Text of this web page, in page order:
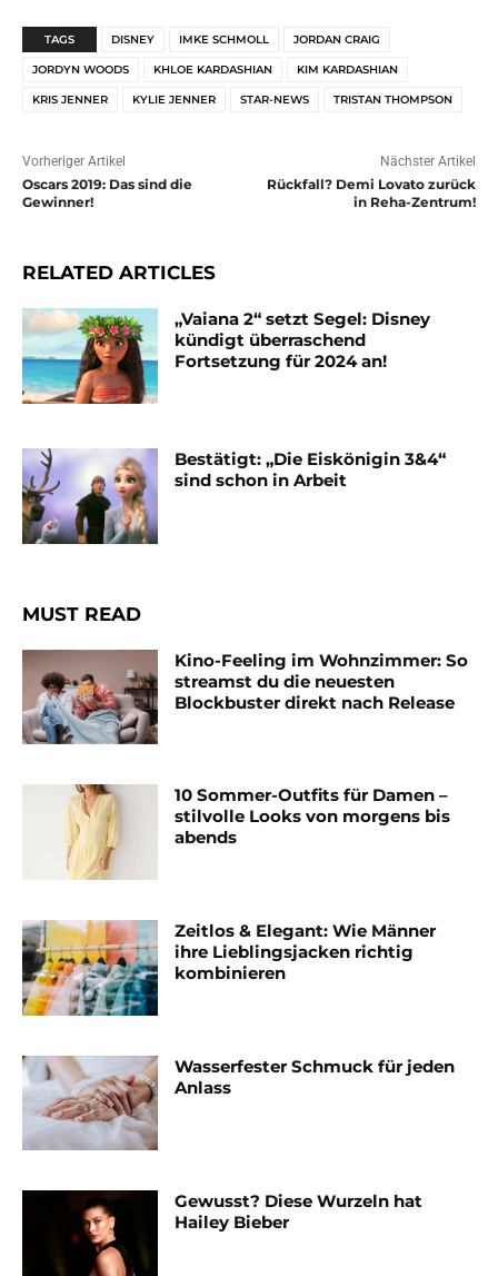
TAGS DISNEY IMKE SCHMOLL JORDAN CRAIG
JORDYN WOODS KHLOE KARDASHIAN KIM KARDASHIAN
KRIS JENNER KYLIE JENNER STAR-NEWS TRISTAN THOMPSON
Vorheriger Artikel
Oscars 2019: Das sind die
Gewinner!
Nächster Artikel
Rückfall? Demi Lovato zurück
in Reha-Zentrum!
RELATED ARTICLES
„Vaiana 2“ setzt Segel: Disney
kündigt überraschend
Fortsetzung für 2024 an!
Bestätigt: „Die Eiskönigin 3&4“
sind schon in Arbeit
MUST READ
Kino-Feeling im Wohnzimmer: So
streamst du die neuesten
Blockbuster direkt nach Release
10 Sommer-Outfits für Damen –
stilvolle Looks von morgens bis
abends
Zeitlos & Elegant: Wie Männer
ihre Lieblingsjacken richtig
kombinieren
Wasserfester Schmuck für jeden
Anlass
Gewusst? Diese Wurzeln hat
Hailey Bieber